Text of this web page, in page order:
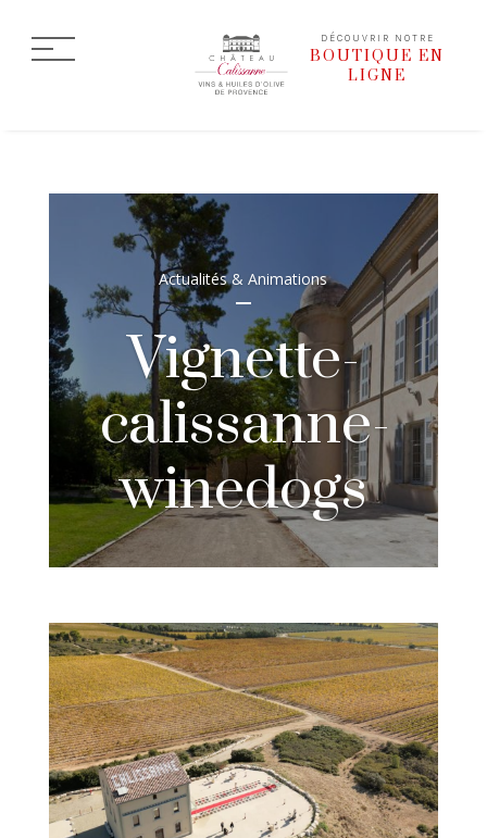
DÉCOUVRIR NOTRE
BOUTIQUE EN
LIGNE
Actualités & Animations
Vignette-
calissanne-
winedogs